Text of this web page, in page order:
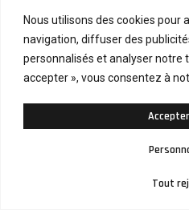
Nous utilisons des cookies pour
navigation, diffuser des
personnalisés et analyser notre
accepter », vous consentez à
Tout